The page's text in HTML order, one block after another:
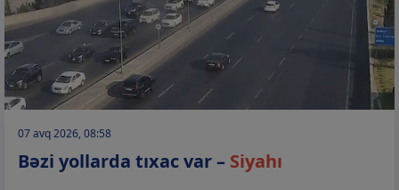
07 avq 2026, 08:58
Bəzi yollarda tıxac var – Siyahı